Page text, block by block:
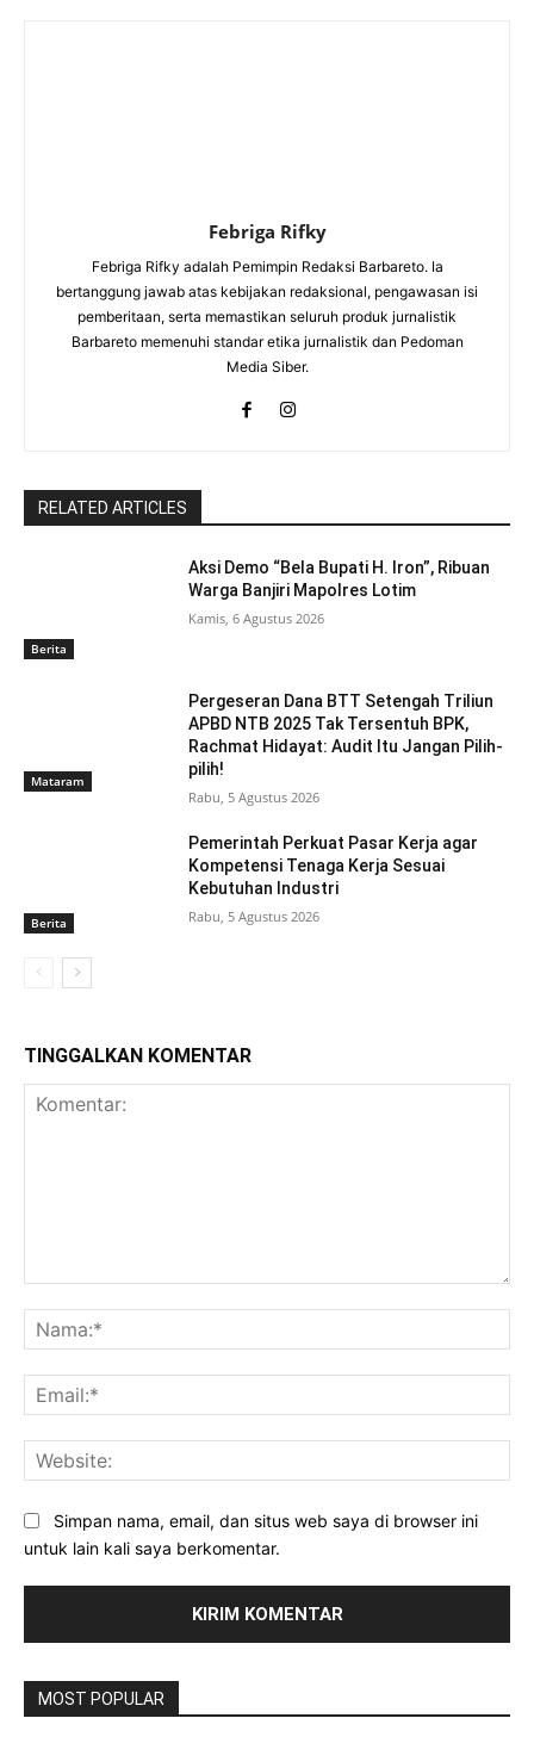
Febriga Rifky
Febriga Rifky adalah Pemimpin Redaksi Barbareto. Ia
bertanggung jawab atas kebijakan redaksional, pengawasan isi
pemberitaan, serta memastikan seluruh produk jurnalistik
Barbareto memenuhi standar etika jurnalistik dan Pedoman
Media Siber.
RELATED ARTICLES
Berita
Aksi Demo “Bela Bupati H. Iron”, Ribuan
Warga Banjiri Mapolres Lotim
Kamis, 6 Agustus 2026
Mataram
Pergeseran Dana BTT Setengah Triliun
APBD NTB 2025 Tak Tersentuh BPK,
Rachmat Hidayat: Audit Itu Jangan Pilih-
pilih!
Rabu, 5 Agustus 2026
Berita
Pemerintah Perkuat Pasar Kerja agar
Kompetensi Tenaga Kerja Sesuai
Kebutuhan Industri
Rabu, 5 Agustus 2026
TINGGALKAN KOMENTAR
Simpan nama, email, dan situs web saya di browser ini
untuk lain kali saya berkomentar.
MOST POPULAR